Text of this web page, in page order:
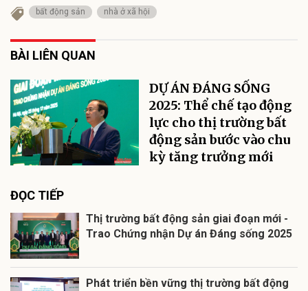
bất động sản nhà ở xã hội
BÀI LIÊN QUAN
DỰ ÁN ĐÁNG SỐNG
2025: Thể chế tạo động
lực cho thị trường bất
động sản bước vào chu
kỳ tăng trưởng mới
ĐỌC TIẾP
Thị trường bất động sản giai đoạn mới -
Trao Chứng nhận Dự án Đáng sống 2025
Phát triển bền vững thị trường bất động